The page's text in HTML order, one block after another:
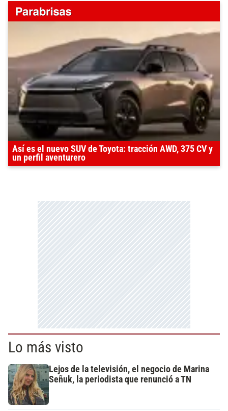
Así es el nuevo SUV de Toyota: tracción AWD, 375 CV y
un perfil aventurero
Lo más visto
Lejos de la televisión, el negocio de Marina
Señuk, la periodista que renunció a TN